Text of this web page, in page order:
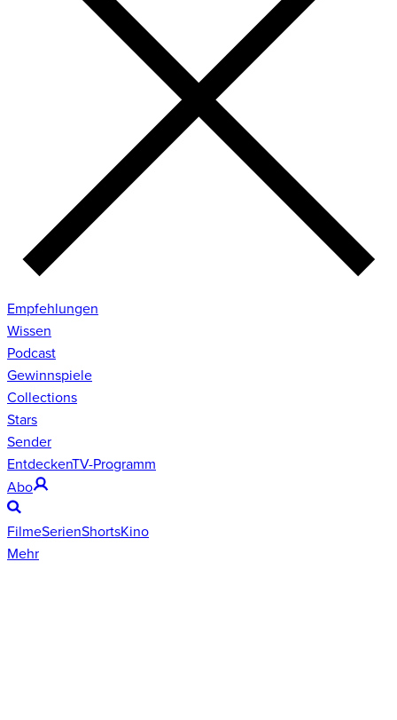
Empfehlungen
Wissen
Podcast
Gewinnspiele
Collections
Stars
Sender
EntdeckenTV-Programm
Abo
FilmeSerienShortsKino
Mehr